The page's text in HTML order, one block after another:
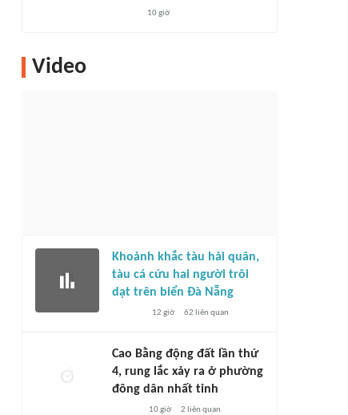
10 giờ
Video
Khoảnh khắc tàu hải quân,
tàu cá cứu hai người trôi
dạt trên biển Đà Nẵng
12 giờ 62 liên quan
Cao Bằng động đất lần thứ
4, rung lắc xảy ra ở phường
đông dân nhất tỉnh
10 giờ 2 liên quan